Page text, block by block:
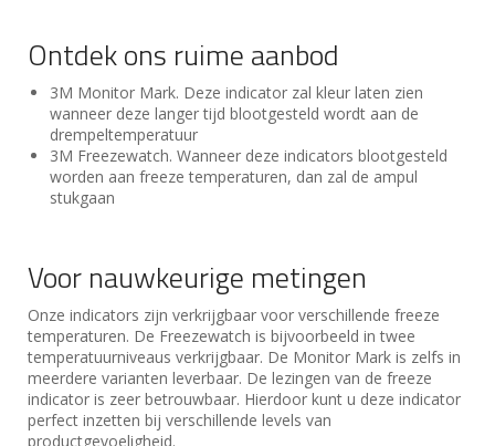
Ontdek ons ruime aanbod
3M Monitor Mark. Deze indicator zal kleur laten zien
wanneer deze langer tijd blootgesteld wordt aan de
drempeltemperatuur
3M Freezewatch. Wanneer deze indicators blootgesteld
worden aan freeze temperaturen, dan zal de ampul
stukgaan
Voor nauwkeurige metingen
Onze indicators zijn verkrijgbaar voor verschillende freeze
temperaturen. De Freezewatch is bijvoorbeeld in twee
temperatuurniveaus verkrijgbaar. De Monitor Mark is zelfs in
meerdere varianten leverbaar. De lezingen van de freeze
indicator is zeer betrouwbaar. Hierdoor kunt u deze indicator
perfect inzetten bij verschillende levels van
productgevoeligheid.